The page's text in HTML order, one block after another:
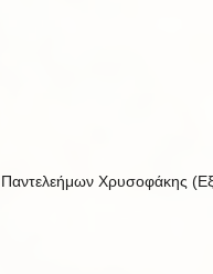
Παντελεήμων Χρυσοφάκης